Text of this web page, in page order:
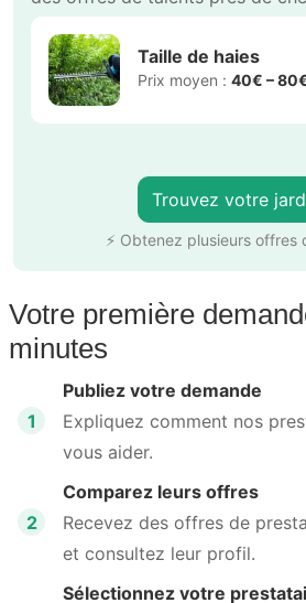
Taille de haies
Prix moyen : 40€ –
Trouvez votre
⚡ Obtenez plusieurs offres
Votre première
minutes
1
Publiez votre demande
Expliquez comment nos
vous aider.
2
Comparez leurs offres
Recevez des offres de
et consultez leur profil.
Sélectionnez votre